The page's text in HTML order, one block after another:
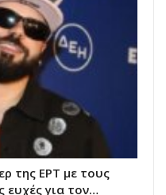
της ΕΡΤ με τους
ευχές για τον…